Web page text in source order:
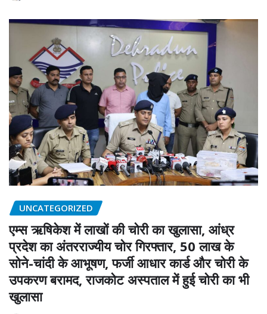
UNCATEGORIZED
एम्स ऋषिकेश में लाखों की चोरी का खुलासा, आंध्र
प्रदेश का अंतरराज्यीय चोर गिरफ्तार, 50 लाख के
सोने-चांदी के आभूषण, फर्जी आधार कार्ड और चोरी के
उपकरण बरामद, राजकोट अस्पताल में हुई चोरी का भी
खुलासा